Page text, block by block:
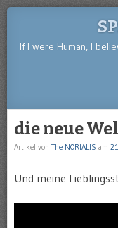
If I were Human, I
die neue
Artikel von The NORIALIS am
Und meine